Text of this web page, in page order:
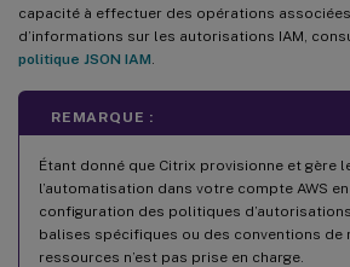
capacité à effectuer des opérations
d’informations sur les autorisations IAM,
politique JSON IAM
REMARQUE :
Étant donné que Citrix provisionne et gère
l’automatisation dans votre compte AWS
configuration des politiques
balises spécifiques ou des conventions de
ressources n’est pas prise en charge.